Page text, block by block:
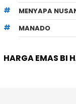
MENYAPA
MANADO
HARGA EMAS BI